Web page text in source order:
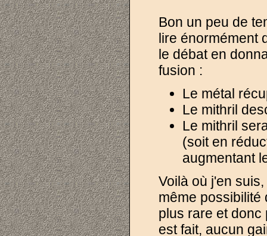
Bon un peu de
lire énormément
le débat en
fusion :
Le métal
Le mithril
Le mithril
(soit en
augmentant
Voilà où j'en
même possibilité
plus rare et donc
est fait, aucun